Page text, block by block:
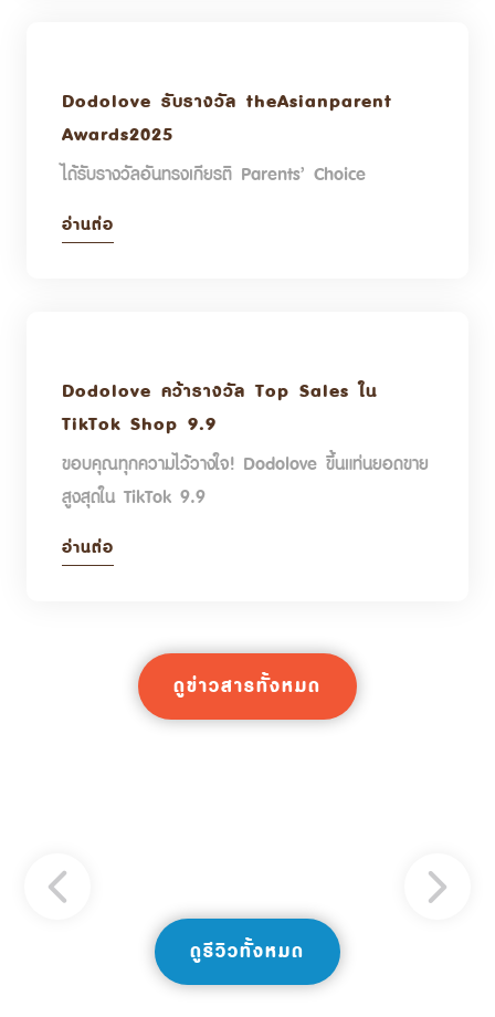
Dodolove รับรางวัล theAsianparent
Awards2025
ได้รับรางวัลอันทรงเกียรติ Parents’ Choice
อ่านต่อ
Dodolove คว้ารางวัล Top Sales ใน
TikTok Shop 9.9
ขอบคุณทุกความไว้วางใจ! Dodolove ขึ้นแท่นยอดขาย
สูงสุดใน TikTok 9.9
อ่านต่อ
ดูข่าวสารทั้งหมด
ดูรีวิวทั้งหมด